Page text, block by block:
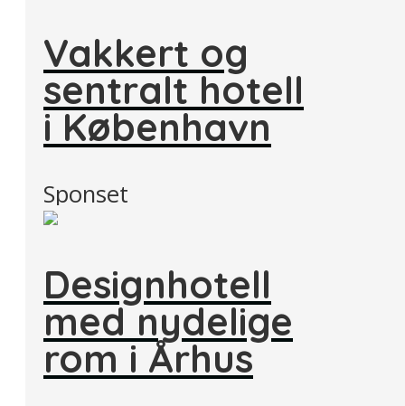
Vakkert og
sentralt hotell
i København
Sponset
Designhotell
med nydelige
rom i Århus